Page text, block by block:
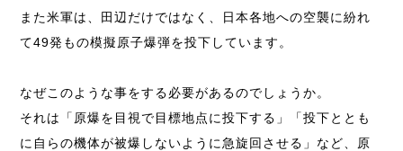
また米軍は、田辺だけではなく、日本各地への空襲に紛れ
て49発もの模擬原子爆弾を投下しています。
なぜこのような事をする必要があるのでしょうか。
それは「原爆を目視で目標地点に投下する」「投下ととも
に自らの機体が被爆しないように急旋回させる」など、原